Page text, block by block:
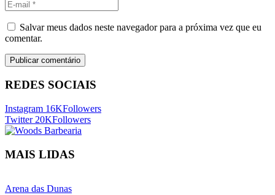
Salvar meus dados neste navegador para a próxima vez que eu
comentar.
REDES SOCIAIS
Instagram 16KFollowers
Twitter 20KFollowers
MAIS LIDAS
Arena das Dunas